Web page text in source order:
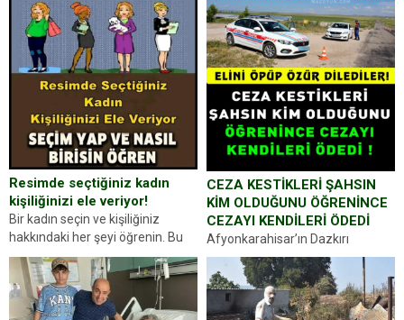
Resimde seçtiğiniz kadın
kişiliğinizi ele veriyor!
Bir kadın seçin ve kişiliğiniz
hakkındaki her şeyi öğrenin. Bu
kez karşınıza oldukça farklı bir
kişilik testiyle çıkıyoruz. Resimde
gördüğünüz kadın figürlerinden
dikkatinizi en...
CEZA KESTİKLERİ ŞAHSIN
KİM OLDUĞUNU ÖĞRENİNCE
CEZAYI KENDİLERİ ÖDEDİ
Afyonkarahisar’ın Dazkırı
ilçesinde trafik uygulaması
yapan jandarma ekipleri
durdurdukları bir otomobilin
sürücüsünden ehliyet ve ruhsat